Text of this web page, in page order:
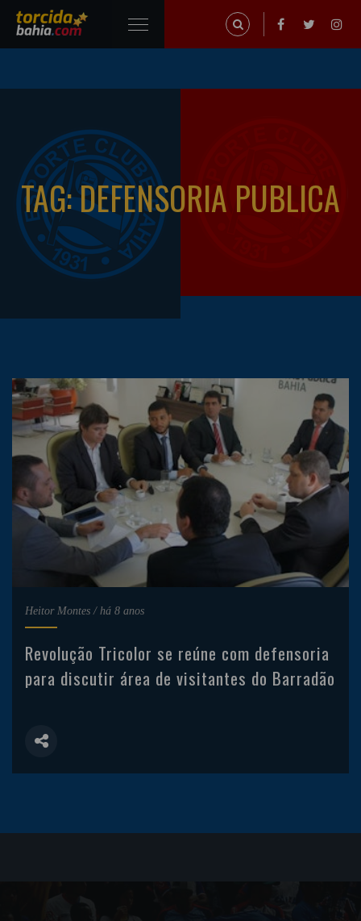
TAG: DEFENSORIA PUBLICA
Heitor Montes / há 8 anos
Revolução Tricolor se reúne com defensoria
para discutir área de visitantes do Barradão